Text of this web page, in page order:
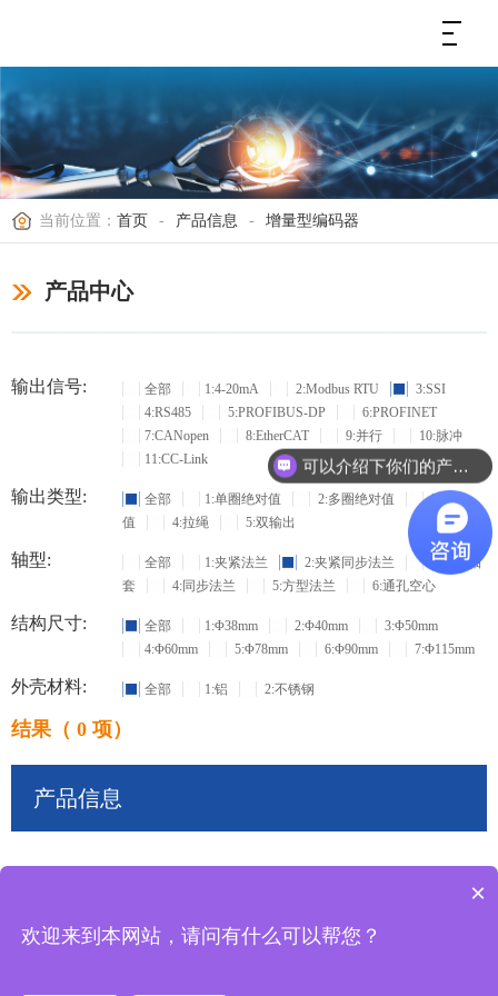
当前位置： 首页 - 产品信息 - 增量型编码器
产品中心
输出信号: 全部 1:4-20mA 2:Modbus RTU
3:SSI
4:RS485
5:PROFIBUS-DP
6:PROFINET
7:CANopen
8:EtherCAT 9:并行
10:脉冲
11:CC-Link
输出类型: 全部 1:单圈绝对值 2:多圈绝对值
3:增量
值
4:拉绳 5:双输出
轴型: 全部 1:夹紧法兰 2:夹紧同步法兰
3:盲孔轴
套
4:同步法兰 5:方型法兰 6:通孔空心
结构尺寸: 全部 1:Φ38mm 2:Φ40mm
3:Φ50mm
4:Φ60mm
5:Φ78mm 6:Φ90mm 7:Φ115mm
外壳材料: 全部 1:铝 2:不锈钢
结果（ 0 项）
产品信息
可以介绍下你们的产品么？
×
欢迎来到本网站，请问有什么可以帮您？